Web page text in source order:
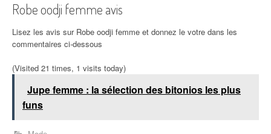
Robe oodji femme avis
Lisez les avis sur Robe oodji femme et donnez le votre dans les
commentaires ci-dessous
(Visited 21 times, 1 visits today)
Jupe femme : la sélection des bitonios les plus
funs